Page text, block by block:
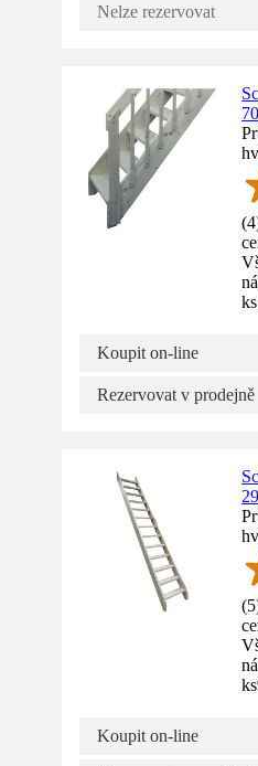
Nelze rezervovat
(4
ks
Koupit on-line
Rezervovat v prodejně
(5
ks
Koupit on-line